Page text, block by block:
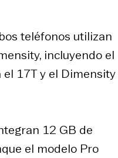
teléfonos utilizan
incluyendo el
17T y el Dimensity
12 GB de
el modelo Pro